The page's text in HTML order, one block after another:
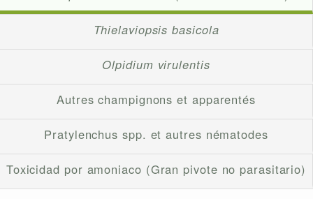
Thielaviopsis basicola
Olpidium virulentis
Autres champignons et apparentés
Pratylenchus spp. et autres nématodes
Toxicidad por amoniaco (Gran pivote no parasitario)